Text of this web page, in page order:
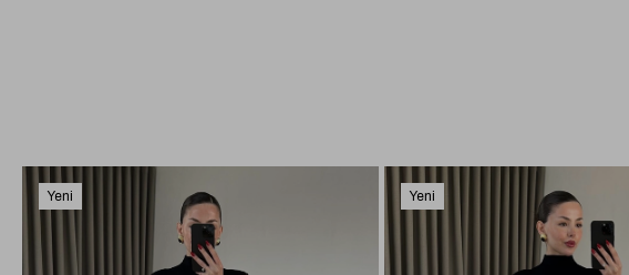
Yeni
Yeni